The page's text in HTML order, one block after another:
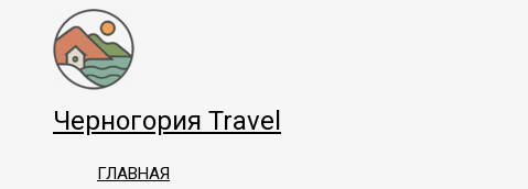
Перейти
содержимому
Черногория Travel
ГЛАВНАЯ